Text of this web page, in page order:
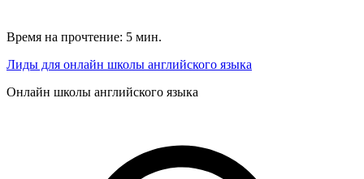
Время на прочтение: 5 мин.
Лиды для онлайн школы английского языка
Онлайн школы английского языка